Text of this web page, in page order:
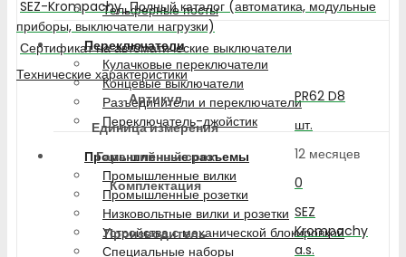
Тельферные посты
Переключатели
Кулачковые переключатели
Концевые выключатели
Разъединители и переключатели
Переключатель-джойстик
Промышленные разъемы
Промышленные вилки
Промышленные розетки
Низковольтные вилки и розетки
Устройства с механической блокировкой
Специальные наборы
SEZ-Krompachy_Полный каталог (автоматика, модульные
приборы, выключатели нагрузки)
Сертификат на автоматические выключатели
Технические характеристики
Артикул
PR62 D8
Единица измерения
шт.
Гарантийный срок
12 месяцев
Комплектация
0
Производитель
SEZ
Krompachy
a.s.